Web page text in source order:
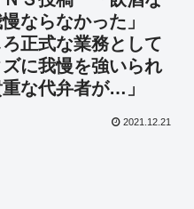
慢ならなかった」
正式な業務として
に我慢を強いられ
な代弁者が…」
2021.12.21